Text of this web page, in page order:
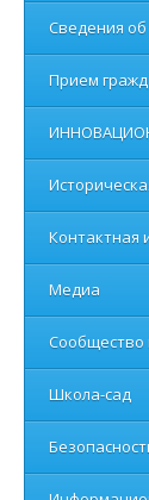
Сведения
Прием
Контактная
Медиа
Сообщество
Школа-сад